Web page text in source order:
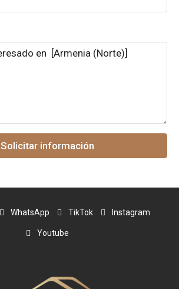
Solicitar información
WhatsApp TikTok Instagram
Youtube